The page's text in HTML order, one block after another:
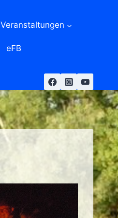
Veranstaltungen
eFB